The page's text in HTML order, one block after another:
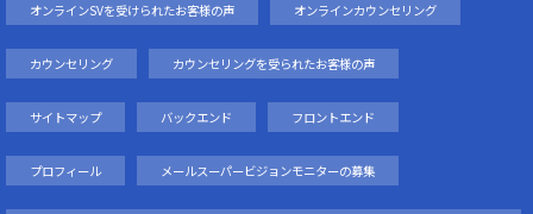
オンラインSVを受けられたお客様の声 オンラインカウンセリング
カウンセリング カウンセリングを受られたお客様の声
サイトマップ バックエンド フロントエンド
プロフィール メールスーパービジョンモニターの募集